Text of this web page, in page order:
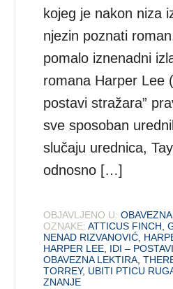
kojeg je nakon niza
njezin poznati
pomalo iznenadni
romana Harper Lee
postavi stražara”
sve sposoban
slučaju urednica,
odnosno […]
OBJAVLJENO U:
OZNAKE: ATTICUS FINCH,
NENAD RIZVANOVIĆ,
HARPER LEE, IDI –
OBAVEZNA LEKTIRA,
TORREY, UBITI PTICU
ZNANJE